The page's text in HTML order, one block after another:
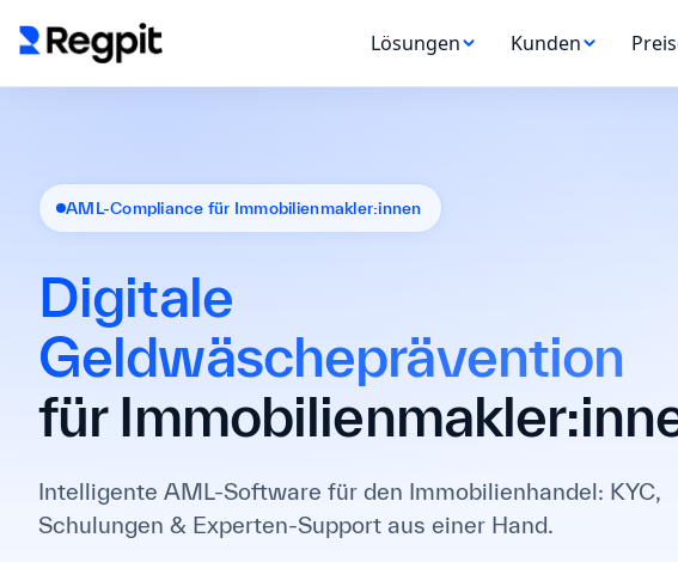
Lösungen Kunden
AML-Compliance für Immobilienmakler:innen
Digitale
Geldwäscheprävention
für
Intelligente AML-Software für den Immobilienhandel: KYC,
Schulungen & Experten-Support aus einer Hand.